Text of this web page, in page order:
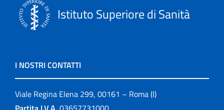
Istituto Superiore di Sanità
I NOSTRI CONTATTI
Viale Regina Elena 299, 00161 – Roma (I)